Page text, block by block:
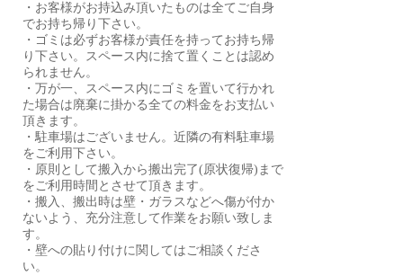
・お客様がお持込み頂いたものは全てご自身
でお持ち帰り下さい。
・ゴミは必ずお客様が責任を持ってお持ち帰
り下さい。スペース内に捨て置くことは認め
られません。
・万が一、スペース内にゴミを置いて行かれ
た場合は廃棄に掛かる全ての料金をお支払い
頂きます。
・駐車場はございません。近隣の有料駐車場
をご利用下さい。
・原則として搬入から搬出完了(原状復帰)まで
をご利用時間とさせて頂きます。
・搬入、搬出時は壁・ガラスなどへ傷が付か
ないよう、充分注意して作業をお願い致しま
す。
・壁への貼り付けに関してはご相談くださ
い。